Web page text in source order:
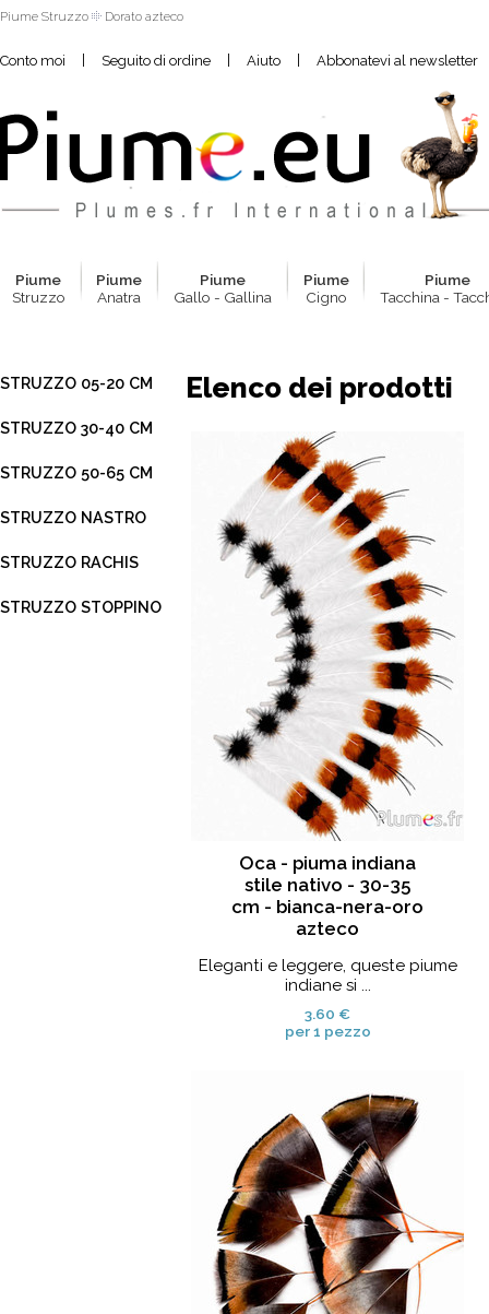
Piume Struzzo Dorato azteco
Conto moi | Seguito di ordine | Aiuto | Abbonatevi al newsletter
Piume
Struzzo
Piume
Anatra
Piume
Gallo - Gallina
Piume
Cigno
Piume
Tacchina -
STRUZZO 05-20 CM
STRUZZO 30-40 CM
STRUZZO 50-65 CM
STRUZZO NASTRO
STRUZZO RACHIS
STRUZZO STOPPINO
Elenco dei prodotti
Oca - piuma indiana
stile nativo - 30-35
cm - bianca-nera-oro
azteco
Eleganti e leggere, queste piume
indiane si ...
3.60 €
per 1 pezzo